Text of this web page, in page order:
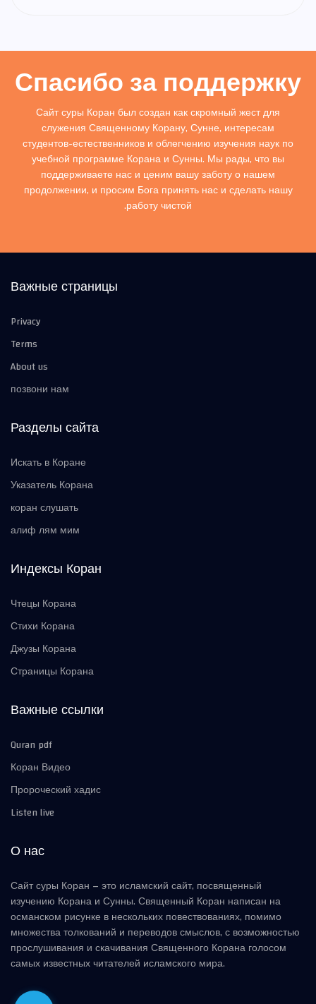
Спасибо за поддержку
Сайт суры Коран был создан как скромный жест для
служения Священному Корану, Сунне, интересам
студентов-естественников и облегчению изучения наук по
учебной программе Корана и Сунны. Мы рады, что вы
поддерживаете нас и ценим вашу заботу о нашем
продолжении, и просим Бога принять нас и сделать нашу
работу чистой.
Важные страницы
Privacy
Terms
About us
позвони нам
Разделы сайта
Искать в Коране
Указатель Корана
коран слушать
алиф лям мим
Индексы Коран
Чтецы Корана
Стихи Корана
Джузы Корана
Страницы Корана
Важные ссылки
Quran pdf
Коран Видео
Пророческий хадис
Listen live
О нас
Сайт суры Коран – это исламский сайт, посвященный
изучению Корана и Сунны. Священный Коран написан на
османском рисунке в нескольких повествованиях, помимо
множества толкований и переводов смыслов, с возможностью
прослушивания и скачивания Священного Корана голосом
самых известных читателей исламского мира.